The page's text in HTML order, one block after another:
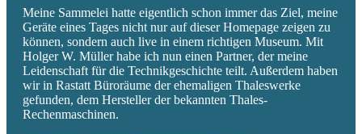
Meine Sammelei hatte eigentlich schon immer das Ziel, meine
Geräte eines Tages nicht nur auf dieser Homepage zeigen zu
können, sondern auch live in einem richtigen Museum. Mit
Holger W. Müller habe ich nun einen Partner, der meine
Leidenschaft für die Technikgeschichte teilt. Außerdem haben
wir in Rastatt Büroräume der ehemaligen Thaleswerke
gefunden, dem Hersteller der bekannten Thales-
Rechenmaschinen.